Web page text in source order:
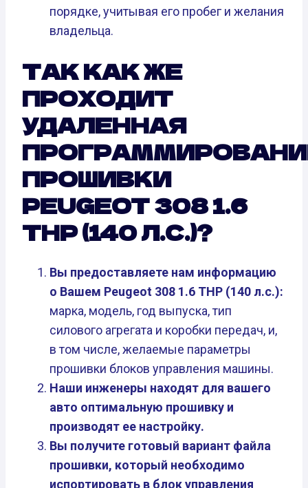
порядке, учитывая его пробег и желания
владельца.
ТАК КАК ЖЕ
ПРОХОДИТ
УДАЛЕННАЯ
ПРОШИВКИ
PEUGEOT 308 1.6
THP (140 Л.С.)?
Вы предоставляете нам информацию
о Вашем Peugeot 308 1.6 THP (140 л.с.):
марка, модель, год выпуска, тип
силового агрегата и коробки передач, и,
в том числе, желаемые параметры
прошивки блоков управления машины.
Наши инженеры находят для вашего
авто оптимальную прошивку и
производят ее настройку.
Вы получите готовый вариант файла
прошивки, который необходимо
испортировать в блок управления